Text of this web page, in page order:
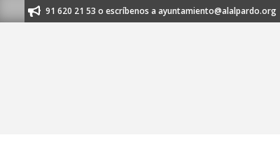
to
al 91 620 21 53 o escríbenos a ayuntamiento@alalpardo.org